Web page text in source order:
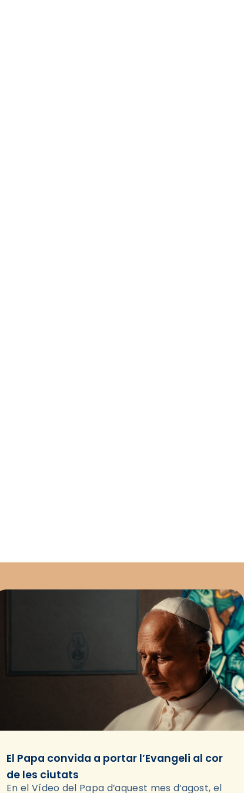
El Papa convida a portar l’Evangeli al cor
de les ciutats
En el Vídeo del Papa d’aquest mes d’agost, el